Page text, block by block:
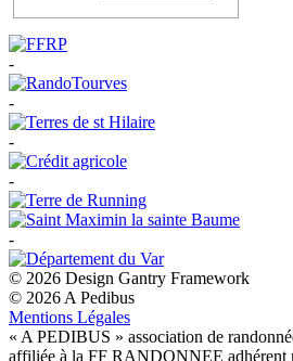
-
-
-
-
-
© 2026 Design Gantry Framework
© 2026 A Pedibus
Mentions Légales
« A PEDIBUS » association de
affiliée à la FF RANDONNEE adhérent